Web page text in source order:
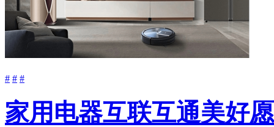
# # #
家用电器互联互通美好